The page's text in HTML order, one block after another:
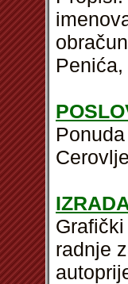
Penića,
radnje